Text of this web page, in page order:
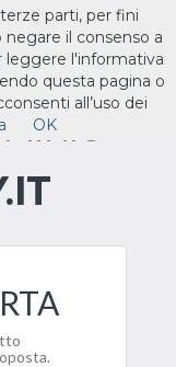
Toggle
parti, per fini
il consenso a
leggere l'informativa
questa pagina o
all’uso dei
OK